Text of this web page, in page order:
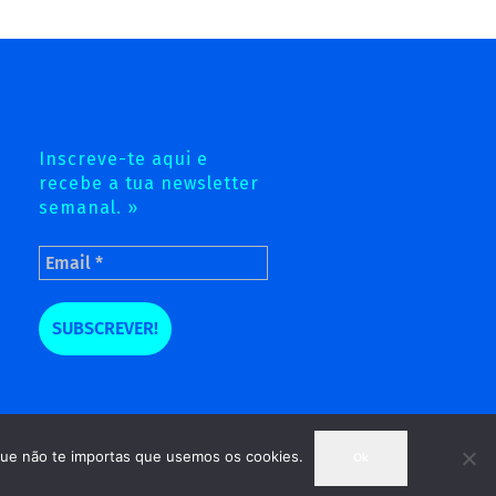
Inscreve-te aqui e
recebe a tua newsletter
semanal. »
não te importas que usemos os cookies.